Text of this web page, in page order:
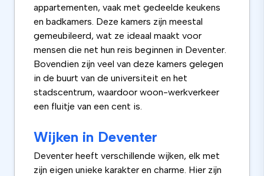
appartementen, vaak met gedeelde keukens
en badkamers. Deze kamers zijn meestal
gemeubileerd, wat ze ideaal maakt voor
mensen die net hun reis beginnen in Deventer.
Bovendien zijn veel van deze kamers gelegen
in de buurt van de universiteit en het
stadscentrum, waardoor woon-werkverkeer
een fluitje van een cent is.
Wijken in Deventer
Deventer heeft verschillende wijken, elk met
zijn eigen unieke karakter en charme. Hier zijn